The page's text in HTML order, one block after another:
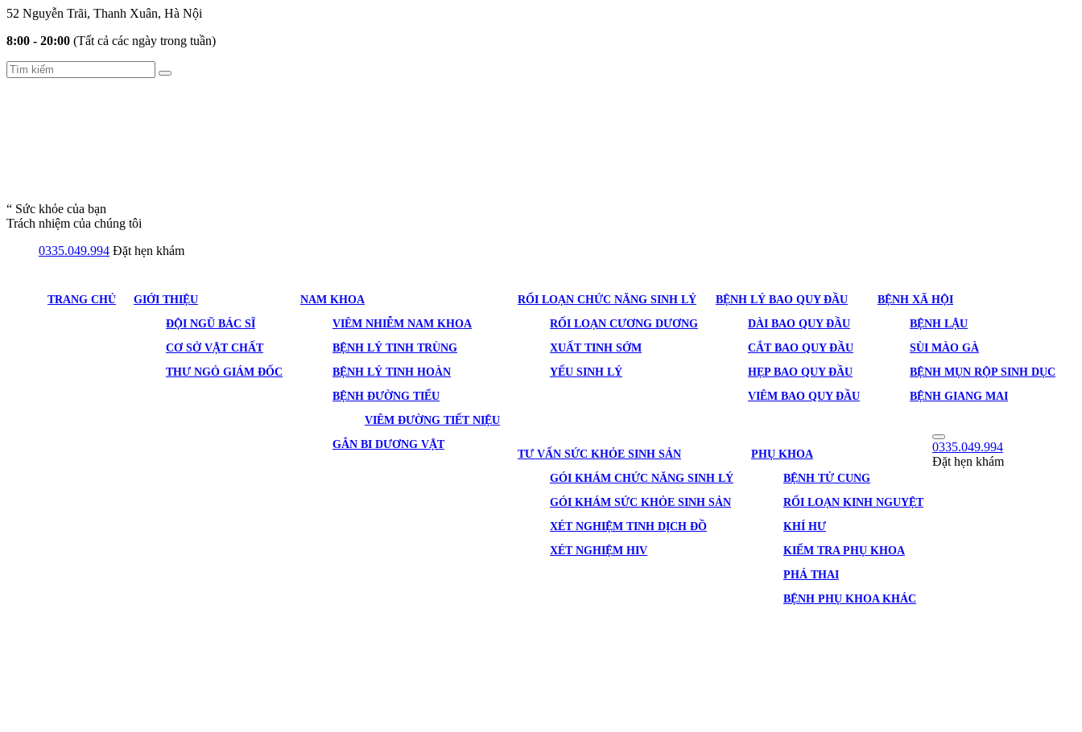
52 Nguyễn Trãi, Thanh Xuân, Hà Nội
8:00 - 20:00 (Tất cả các ngày trong tuần)
“ Sức khỏe của bạn
Trách nhiệm của chúng tôi
0335.049.994 Đặt hẹn khám
TRANG CHỦ
GIỚI THIỆU
ĐỘI NGŨ BÁC SĨ
CƠ SỞ VẬT CHẤT
THƯ NGỎ GIÁM ĐỐC
NAM KHOA
VIÊM NHIỄM NAM KHOA
BỆNH LÝ TINH TRÙNG
BỆNH LÝ TINH HOÀN
BỆNH ĐƯỜNG TIỂU
VIÊM ĐƯỜNG TIẾT NIỆU
GẮN BI DƯƠNG VẬT
RỐI LOẠN CHỨC NĂNG SINH LÝ
RỐI LOẠN CƯƠNG DƯƠNG
XUẤT TINH SỚM
YẾU SINH LÝ
BỆNH LÝ BAO QUY ĐẦU
DÀI BAO QUY ĐẦU
CẮT BAO QUY ĐẦU
HẸP BAO QUY ĐẦU
VIÊM BAO QUY ĐẦU
BỆNH XÃ HỘI
BỆNH LẬU
SÙI MÀO GÀ
BỆNH MỤN RỘP SINH DỤC
BỆNH GIANG MAI
TƯ VẤN SỨC KHỎE SINH SẢN
GÓI KHÁM CHỨC NĂNG SINH LÝ
GÓI KHÁM SỨC KHỎE SINH SẢN
XÉT NGHIỆM TINH DỊCH ĐỒ
XÉT NGHIỆM HIV
PHỤ KHOA
BỆNH TỬ CUNG
RỐI LOẠN KINH NGUYỆT
KHÍ HƯ
KIỂM TRA PHỤ KHOA
PHÁ THAI
BỆNH PHỤ KHOA KHÁC
0335.049.994
Đặt hẹn khám